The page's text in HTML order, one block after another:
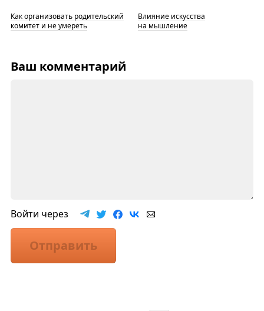
Как организовать родительский
комитет и не умереть
Влияние искусства
на мышление
Ваш комментарий
Войти через
Отправить